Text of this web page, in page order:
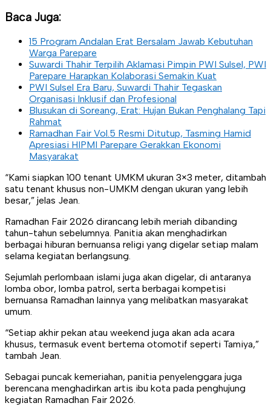
Baca Juga:
15 Program Andalan Erat Bersalam Jawab Kebutuhan
Warga Parepare
Suwardi Thahir Terpilih Aklamasi Pimpin PWI Sulsel, PWI
Parepare Harapkan Kolaborasi Semakin Kuat
PWI Sulsel Era Baru, Suwardi Thahir Tegaskan
Organisasi Inklusif dan Profesional
Blusukan di Soreang, Erat: Hujan Bukan Penghalang Tapi
Rahmat
Ramadhan Fair Vol.5 Resmi Ditutup, Tasming Hamid
Apresiasi HIPMI Parepare Gerakkan Ekonomi
Masyarakat
“Kami siapkan 100 tenant UMKM ukuran 3×3 meter, ditambah
satu tenant khusus non-UMKM dengan ukuran yang lebih
besar,” jelas Jean.
Ramadhan Fair 2026 dirancang lebih meriah dibanding
tahun-tahun sebelumnya. Panitia akan menghadirkan
berbagai hiburan bernuansa religi yang digelar setiap malam
selama kegiatan berlangsung.
Sejumlah perlombaan islami juga akan digelar, di antaranya
lomba obor, lomba patrol, serta berbagai kompetisi
bernuansa Ramadhan lainnya yang melibatkan masyarakat
umum.
“Setiap akhir pekan atau weekend juga akan ada acara
khusus, termasuk event bertema otomotif seperti Tamiya,”
tambah Jean.
Sebagai puncak kemeriahan, panitia penyelenggara juga
berencana menghadirkan artis ibu kota pada penghujung
kegiatan Ramadhan Fair 2026.